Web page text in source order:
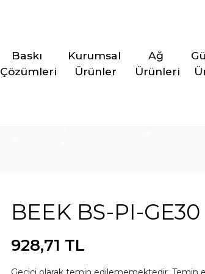
Baskı
Çözümleri
Kurumsal
Ürünler
Ağ
Ürünleri
BEEK BS-PI-GE30
928,71 TL